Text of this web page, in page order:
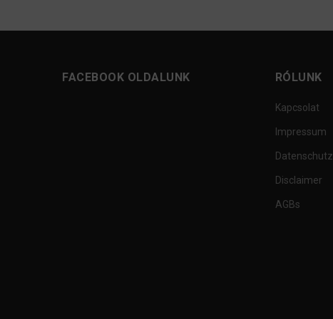
FACEBOOK OLDALUNK RÓLUNK
Kapcsolat
Impressum
Datenschutz
Disclaimer
AGBs